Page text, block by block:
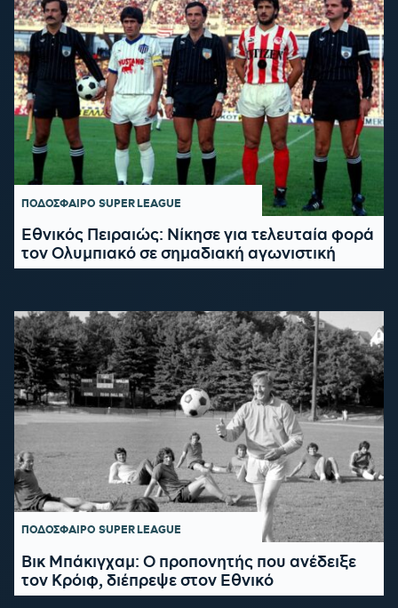
ΠΟΔΟΣΦΑΙΡΟ SUPER LEAGUE
Εθνικός Πειραιώς: Νίκησε για τελευταία φορά
τον Ολυμπιακό σε σημαδιακή αγωνιστική
ΠΟΔΟΣΦΑΙΡΟ SUPER LEAGUE
Βικ Μπάκιγχαμ: Ο προπονητής που ανέδειξε
τον Κρόιφ, διέπρεψε στον Εθνικό